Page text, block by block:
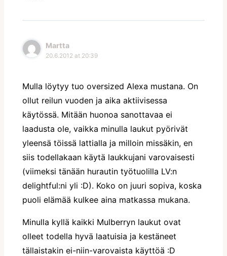
Martta
20.6.2012 at 20:39
Mulla löytyy tuo oversized Alexa mustana. On
ollut reilun vuoden ja aika aktiivisessa
käytössä. Mitään huonoa sanottavaa ei
laadusta ole, vaikka minulla laukut pyörivät
yleensä töissä lattialla ja milloin missäkin, en
siis todellakaan käytä laukkujani varovaisesti
(viimeksi tänään hurautin työtuolilla LV:n
delightful:ni yli :D). Koko on juuri sopiva, koska
puoli elämää kulkee aina matkassa mukana.
Minulla kyllä kaikki Mulberryn laukut ovat
olleet todella hyvä laatuisia ja kestäneet
tällaistakin ei-niin-varovaista käyttöä :D